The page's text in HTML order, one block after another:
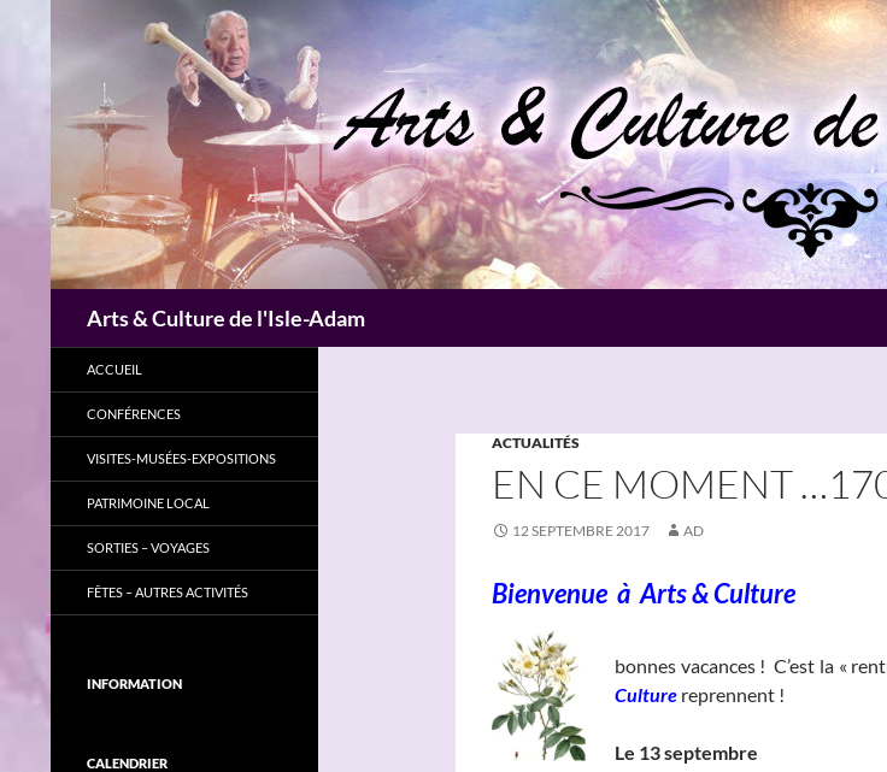
Arts & Culture de l'Isle-Adam
ACTUALITÉS
EN CE MOMENT
12 SEPTEMBRE 2017 AD
Bienvenue àArts & Culture
bonnes vacances ! C’est la «
Culture reprennent !
Le 13 septembre
ACCUEIL
CONFÉRENCES
VISITES-MUSÉES-EXPOSITIONS
PATRIMOINE LOCAL
SORTIES – VOYAGES
FÊTES – AUTRES ACTIVITÉS
INFORMATION
CALENDRIER